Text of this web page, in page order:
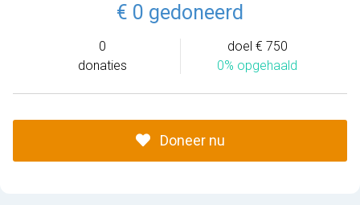
€ 0 gedoneerd
0
donaties
doel € 750
0% opgehaald
Doneer nu